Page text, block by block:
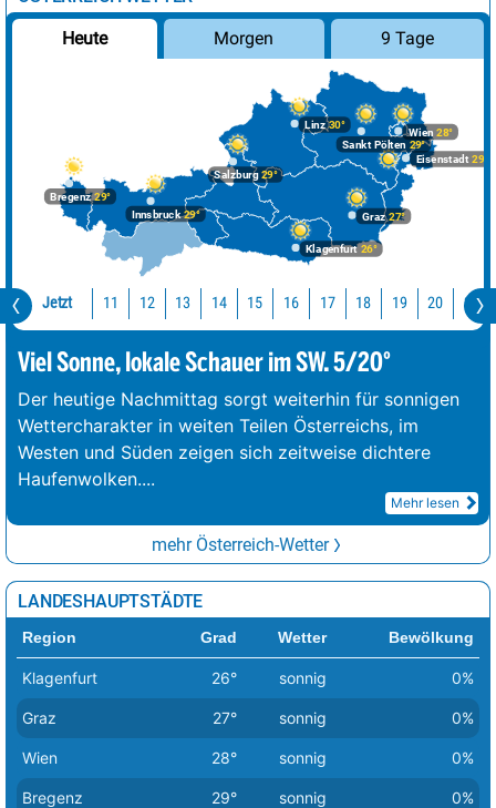
Heute Morgen 9 Tage
Bregenz29°
Graz27°
Innsbruck29°
Klagenfurt 26°
Linz30°
Salzburg29°
Wien 28°
Eisenstadt 29°
Sankt Pölten 29°
Jetzt 11 12 13 14 15 16 17 18 19 20 21
Viel Sonne, lokale Schauer im SW. 5/20°
Der heutige Nachmittag sorgt weiterhin für sonnigen
Wettercharakter in weiten Teilen Österreichs, im
Westen und Süden zeigen sich zeitweise dichtere
Haufenwolken....
Mehr lesen
mehr Österreich-Wetter
LANDESHAUPTSTÄDTE
Region Grad Wetter Bewölkung
Klagenfurt 26° sonnig 0%
Graz 27° sonnig 0%
Wien 28° sonnig 0%
Bregenz 29° sonnig 0%